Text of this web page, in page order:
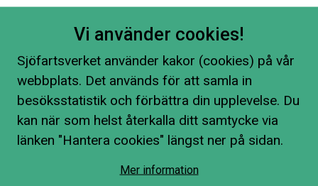
Vi använder cookies!
Sjöfartsverket använder kakor (cookies) på vår
webbplats. Det används för att samla in
besöksstatistik och förbättra din upplevelse. Du
kan när som helst återkalla ditt samtycke via
länken "Hantera cookies" längst ner på sidan.
Mer information